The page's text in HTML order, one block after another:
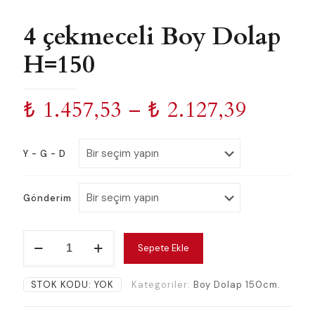
4 çekmeceli Boy Dolap
H=150
₺ 1.457,53 – ₺ 2.127,39
Y - G - D
Gönderim
çekmeceli
Dolap
H=150
Sepete Ekle
STOK KODU: YOK Kategoriler: Boy Dolap 150cm.